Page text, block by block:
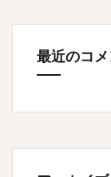
最近のコメ